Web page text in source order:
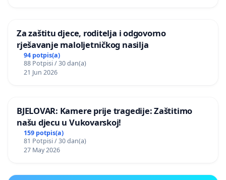
Za zaštitu djece, roditelja i odgovorno
rješavanje maloljetničkog nasilja
94 potpis(a)
88 Potpisi / 30 dan(a)
21 Jun 2026
BJELOVAR: Kamere prije tragedije: Zaštitimo
našu djecu u Vukovarskoj!
159 potpis(a)
81 Potpisi / 30 dan(a)
27 May 2026